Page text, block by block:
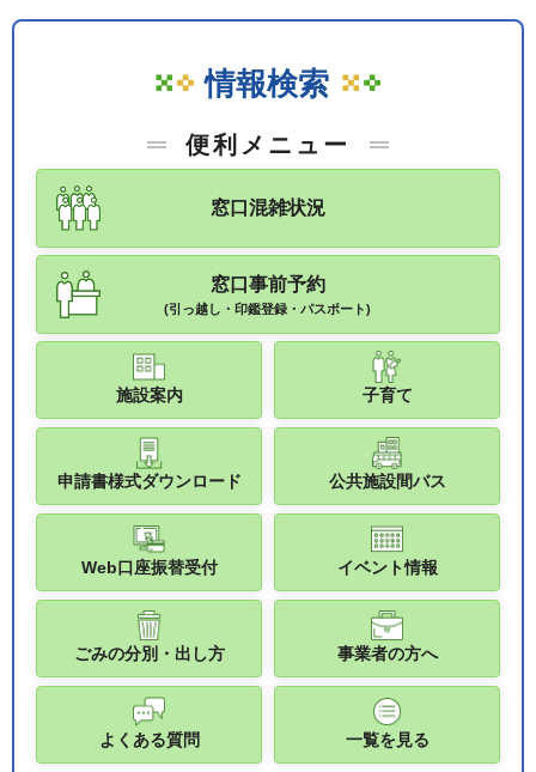
情報検索
便利メニュー
窓口混雑状況
窓口事前予約
(引っ越し・印鑑登録・パスポート)
施設案内 子育て
申請書様式ダウンロード 公共施設間バス
Web口座振替受付 イベント情報
ごみの分別・出し方 事業者の方へ
よくある質問 一覧を見る